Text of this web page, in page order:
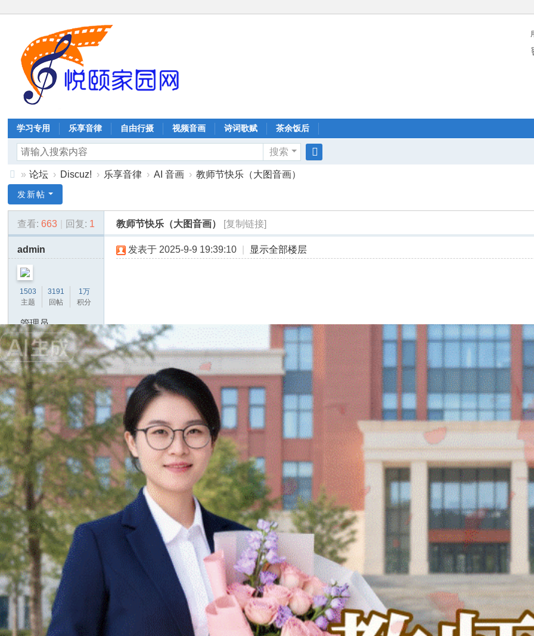
学习专用 乐享音律 自由行摄 视频音画 诗词歌赋 茶余饭后
搜索
同
科
技
公
司
» 论坛 › Discuz! › 乐享音律 › AI 音画 › 教师节快乐（大图音画）
发新帖
查看: 663 回复: 1 教师节快乐（大图音画） [复制链接]
admin
1503
主题
3191
回帖
1万
积分
管理员
积分 12868
收听TA 发消息
发表于 2025-9-9 19:39:10 显示全部楼层